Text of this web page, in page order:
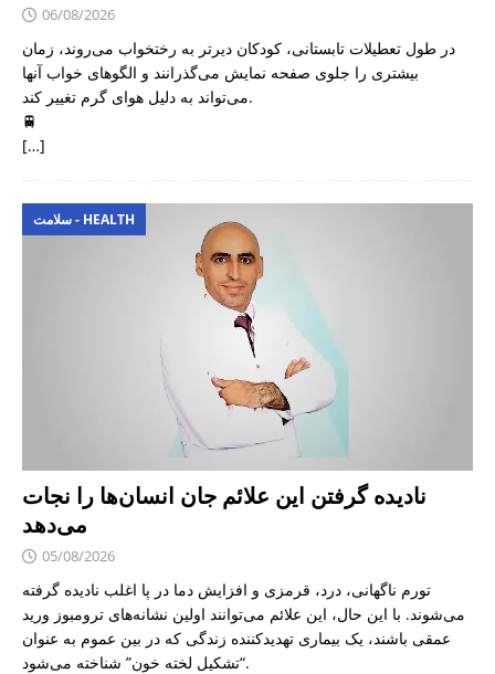
06/08/2026
در طول تعطیلات تابستانی، کودکان دیرتر به رختخواب می‌روند، زمان
بیشتری را جلوی صفحه نمایش می‌گذرانند و الگوهای خواب آنها
می‌تواند به دلیل هوای گرم تغییر کند.
🚆
[…]
سلامت - HEALTH
نادیده گرفتن این علائم جان انسان‌ها را نجات
می‌دهد
05/08/2026
تورم ناگهانی، درد، قرمزی و افزایش دما در پا اغلب نادیده گرفته
می‌شوند. با این حال، این علائم می‌توانند اولین نشانه‌های ترومبوز ورید
عمقی باشند، یک بیماری تهدیدکننده زندگی که در بین عموم به عنوان
“تشکیل لخته خون” شناخته می‌شود.